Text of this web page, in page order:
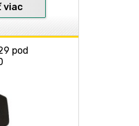
viac
pod